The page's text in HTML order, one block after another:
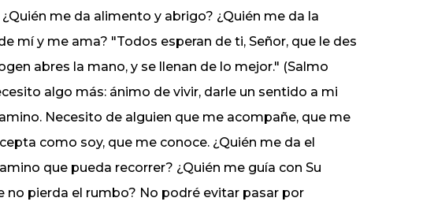
me da alimento y abrigo? ¿Quién me da la
mí y me ama? "Todos esperan de ti, Señor, que le des
abres la mano, y se llenan de lo mejor." (Salmo
algo más: ánimo de vivir, darle un sentido a mi
Necesito de alguien que me acompañe, que me
como soy, que me conoce. ¿Quién me da el
que pueda recorrer? ¿Quién me guía con Su
no pierda el rumbo? No podré evitar pasar por